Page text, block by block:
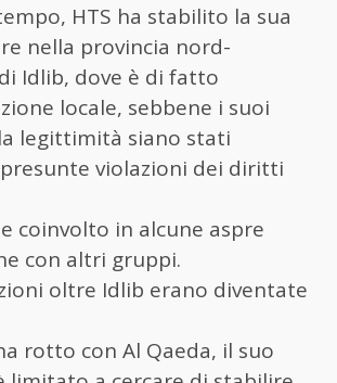
HTS ha stabilito la sua
nella provincia nord-
Idlib, dove è di fatto
locale, sebbene i suoi
legittimità siano stati
violazioni dei diritti
coinvolto in alcune aspre
con altri gruppi.
oltre Idlib erano diventate
rotto con Al Qaeda, il suo